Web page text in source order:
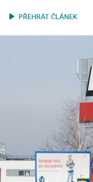
PŘEHRÁT ČLÁNEK